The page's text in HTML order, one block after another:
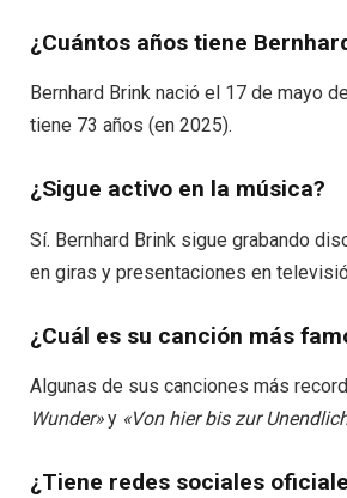
¿Cuántos años tiene
Bernhard Brink nació el 17 de mayo
tiene 73 años (en 2025).
¿Sigue activo en la música?
Sí. Bernhard Brink sigue grabando
en giras y presentaciones en
¿Cuál es su canción más
Algunas de sus canciones más
Wunder»y «Von hier bis zur
¿Tiene redes sociales